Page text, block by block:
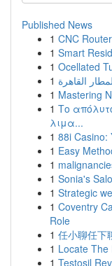
Published News
1 CNC
1 Smart
1 Ocellated
1 القاهرة
1 Mastering
1 Το
λιμα...
1 88i Casino:
1 Easy
1
1 Sonia's
1 Strategic
1 Coventry
Role
1 任小聊任下
1 Locate The
1 Testosil